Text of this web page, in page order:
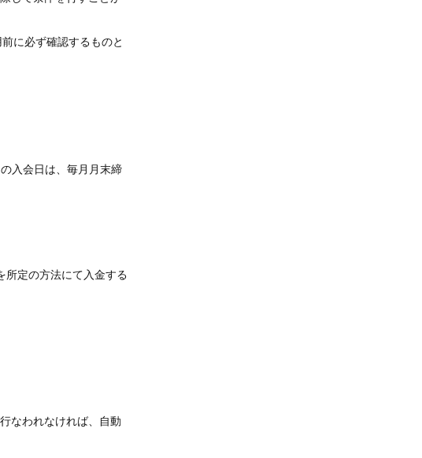
に必ず確認するものと
入会日は、毎月月末締
所定の方法にて入金する
なわれなければ、自動